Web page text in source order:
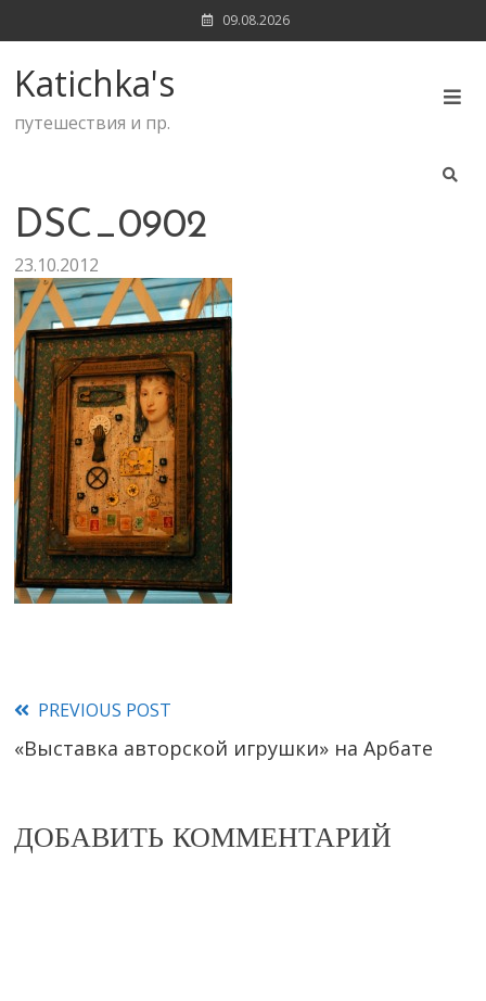
to
09.08.2026
Katichka's
путешествия и пр.
DSC_0902
23.10.2012
Read
more
PREVIOUS POST
«Выставка авторской игрушки» на Арбате
ДОБАВИТЬ КОММЕНТАРИЙ